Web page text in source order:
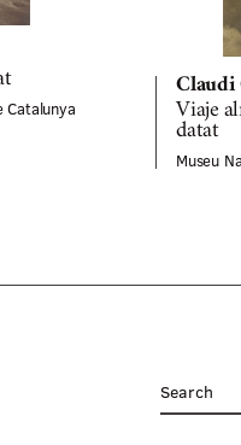
Catalunya
Claudi
Viaje
datat
Museu